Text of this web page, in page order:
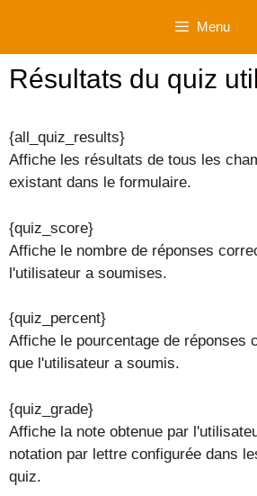
contenu
Menu
Résultats du quiz
{all_quiz_results}
Affiche les résultats de tous les
existant dans le formulaire.
{quiz_score}
Affiche le nombre de réponses
l'utilisateur a soumises.
{quiz_percent}
Affiche le pourcentage de réponses
que l'utilisateur a soumis.
{quiz_grade}
Affiche la note obtenue par
notation par lettre configurée dans
quiz.